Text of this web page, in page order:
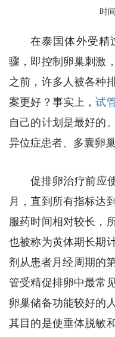
时
在泰国体外受精
骤，即控制卵巢刺激
之前，许多人被各种
案更好？事实上，试
自己的计划是最好的
异位症患者、多囊卵
促排卵治疗前应
月，直到所有指标达
服药时间相对较长，
也被称为黄体期长期
剂从患者月经周期的
管受精促排卵中最常
卵巢储备功能较好的
其目的是使垂体脱敏